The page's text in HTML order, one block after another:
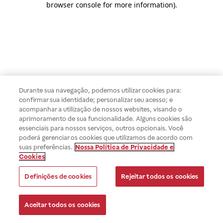
browser console for more information).
Durante sua navegação, podemos utilizar cookies para:
confirmar sua identidade; personalizar seu acesso; e
acompanhar a utilização de nossos websites, visando o
aprimoramento de sua funcionalidade. Alguns cookies são
essenciais para nossos serviços, outros opcionais. Você
poderá gerenciar os cookies que utilizamos de acordo com
suas preferências. Nossa Política de Privacidade e
Cookies
Definições de cookies Rejeitar todos os cookies
Aceitar todos os cookies